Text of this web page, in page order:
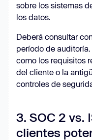
sobre los sistemas
los datos.
Deberá consultar
período de
como los requisitos
del cliente o la
controles de
3. SOC 2 vs.
clientes